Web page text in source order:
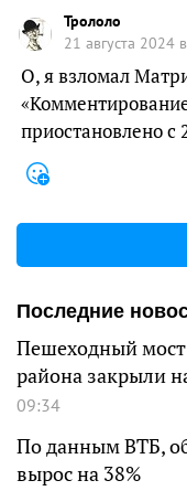
Трололо
21 августа 2024
О, я взломал
приостановлено с
Последние
Пешеходный
района закрыли
09:34
По данным ВТБ,
вырос на 38%